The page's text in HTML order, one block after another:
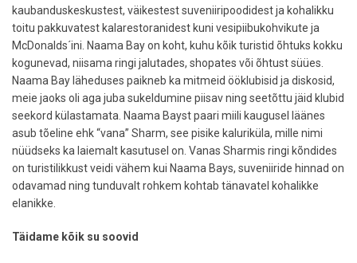
kaubanduskeskustest, väikestest suveniiripoodidest ja kohalikku
toitu pakkuvatest kalarestoranidest kuni vesipiibukohvikute ja
McDonalds´ini. Naama Bay on koht, kuhu kõik turistid õhtuks kokku
kogunevad, niisama ringi jalutades, shopates või õhtust süües.
Naama Bay läheduses paikneb ka mitmeid ööklubisid ja diskosid,
meie jaoks oli aga juba sukeldumine piisav ning seetõttu jäid klubid
seekord külastamata. Naama Bayst paari miili kaugusel läänes
asub tõeline ehk “vana” Sharm, see pisike kaluriküla, mille nimi
nüüdseks ka laiemalt kasutusel on. Vanas Sharmis ringi kõndides
on turistilikkust veidi vähem kui Naama Bays, suveniiride hinnad on
odavamad ning tunduvalt rohkem kohtab tänavatel kohalikke
elanikke.
Täidame kõik su soovid